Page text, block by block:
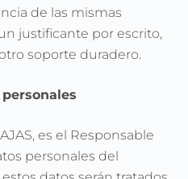
de las mismas
justificante por escrito,
soporte duradero.
es el Responsable
personales del